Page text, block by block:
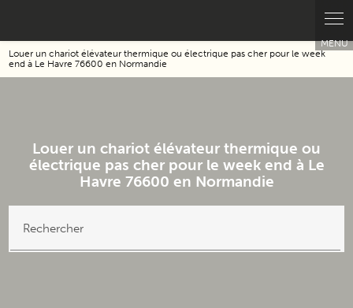
Louer un chariot élévateur thermique ou électrique pas cher pour le week
end à Le Havre 76600 en Normandie
Louer un chariot élévateur thermique ou
électrique pas cher pour le week end à Le
Havre 76600 en Normandie
Rechercher